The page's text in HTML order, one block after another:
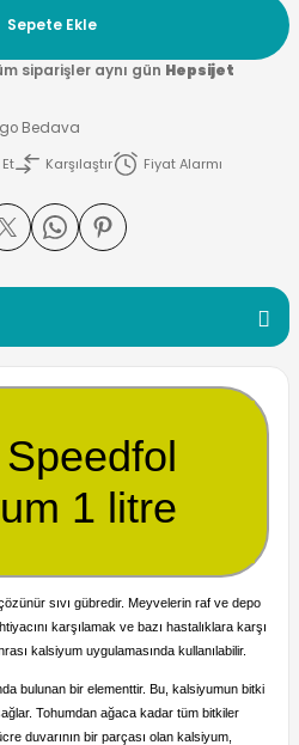
Sepete Ekle
siparişler aynı gün Hepsijet
Bedava
Karşılaştır
Fiyat Alarmı
1 litre
sıvı gübredir. Meyvelerin raf ve depo
karşılamak ve bazı hastalıklara karşı
kalsiyum uygulamasında kullanılabilir.
bulunan bir elementtir. Bu, kalsiyumun bitki
Tohumdan ağaca kadar tüm bitkiler
duvarının bir parçası olan kalsiyum,